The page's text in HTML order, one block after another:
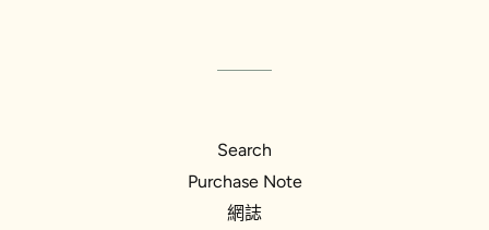
Search
Purchase Note
網誌